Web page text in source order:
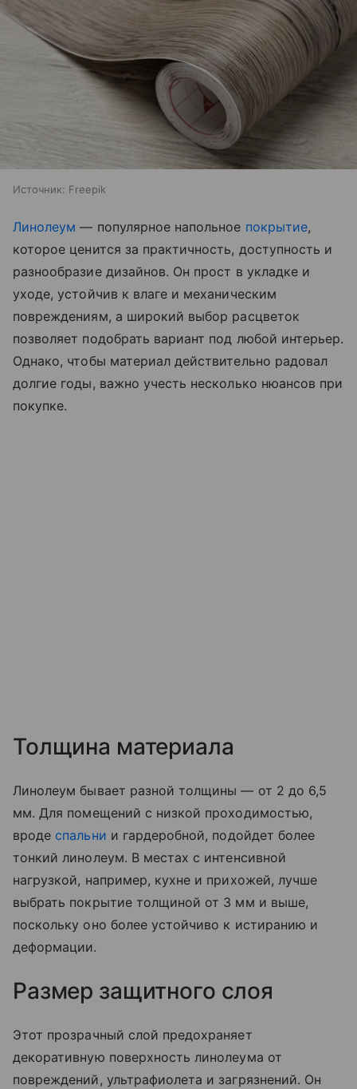
Источник: Freepik
Линолеум — популярное напольное покрытие,
которое ценится за практичность, доступность и
разнообразие дизайнов. Он прост в укладке и
уходе, устойчив к влаге и механическим
повреждениям, а широкий выбор расцветок
позволяет подобрать вариант под любой интерьер.
Однако, чтобы материал действительно радовал
долгие годы, важно учесть несколько нюансов при
покупке.
Толщина материала
Линолеум бывает разной толщины — от 2 до 6,5
мм. Для помещений с низкой проходимостью,
вроде спальни и гардеробной, подойдет более
тонкий линолеум. В местах с интенсивной
нагрузкой, например, кухне и прихожей, лучше
выбрать покрытие толщиной от 3 мм и выше,
поскольку оно более устойчиво к истиранию и
деформации.
Размер защитного слоя
Этот прозрачный слой предохраняет
декоративную поверхность линолеума от
повреждений, ультрафиолета и загрязнений. Он